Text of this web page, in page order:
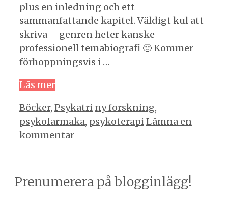
plus en inledning och ett
sammanfattande kapitel. Väldigt kul att
skriva – genren heter kanske
professionell temabiografi 🙂 Kommer
förhoppningsvis i …
Läs mer
Kategorier
Böcker, Psykatri Etiketter
ny forskning,
psykofarmaka, psykoterapiLämna en
kommentar
Prenumerera på blogginlägg!